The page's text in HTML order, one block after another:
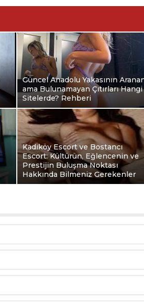
Güncel Anadolu Yakasının
ama Bulunamayan Çıtırları Hangi
Sitelerde? Rehberi
Kadıköy Escort ve Bostancı
Escort: Kültürün, Eğlencenin ve
Prestijin Buluşma Noktası
Hakkında Bilmeniz Gerekenler